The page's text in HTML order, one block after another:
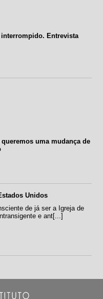
Entrevista
uma mudança de
Unidos
de já ser a Igreja de
e ant[...]